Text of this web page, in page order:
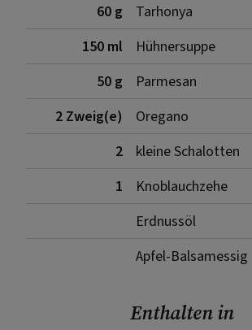
60 g
Tarhonya
150 ml
Hühnersuppe
50 g
Parmesan
2 Zweig(e)
Oregano
2
kleine Schalotten
1
Knoblauchzehe
Erdnussöl
Apfel-Balsamessig
Enthalten in